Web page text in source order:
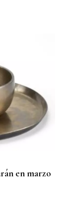
en marzo